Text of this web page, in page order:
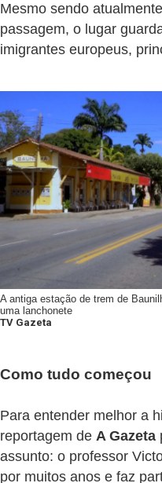
Mesmo sendo
passagem, o lugar
imigrantes europeus,
A antiga estação de trem de
uma lanchonete
TV Gazeta
Como tudo começou
Para entender melhor a
reportagem de A Gazeta
assunto: o professor
por muitos anos e faz